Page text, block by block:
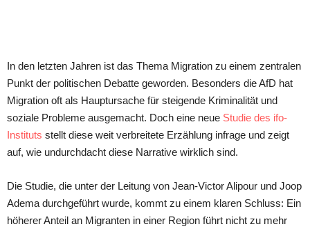
In den letzten Jahren ist das Thema Migration zu einem zentralen
Punkt der politischen Debatte geworden. Besonders die AfD hat
Migration oft als Hauptursache für steigende Kriminalität und
soziale Probleme ausgemacht. Doch eine neue Studie des ifo-
Instituts stellt diese weit verbreitete Erzählung infrage und zeigt
auf, wie undurchdacht diese Narrative wirklich sind.
Die Studie, die unter der Leitung von Jean-Victor Alipour und Joop
Adema durchgeführt wurde, kommt zu einem klaren Schluss: Ein
höherer Anteil an Migranten in einer Region führt nicht zu mehr